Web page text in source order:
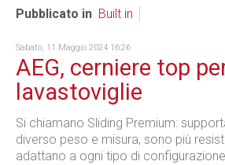
Pubblicato in Built in
Sabato, 11 Maggio 2024 16:26
AEG, cerniere top
lavastoviglie
Si chiamano Sliding Premium:
diverso peso e misura, sono più
adattano a ogni tipo di